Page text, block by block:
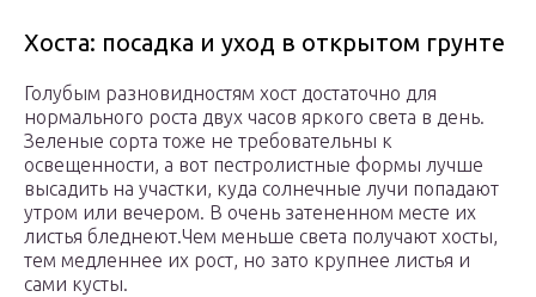
Хоста: посадка и уход в открытом грунте
Голубым разновидностям хост достаточно для
нормального роста двух часов яркого света в день.
Зеленые сорта тоже не требовательны к
освещенности, а вот пестролистные формы лучше
высадить на участки, куда солнечные лучи попадают
утром или вечером. В очень затененном месте их
листья бледнеют.Чем меньше света получают хосты,
тем медленнее их рост, но зато крупнее листья и
сами кусты.